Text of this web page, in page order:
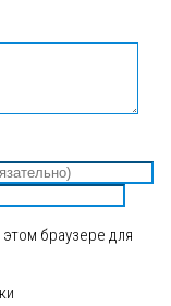
браузере для